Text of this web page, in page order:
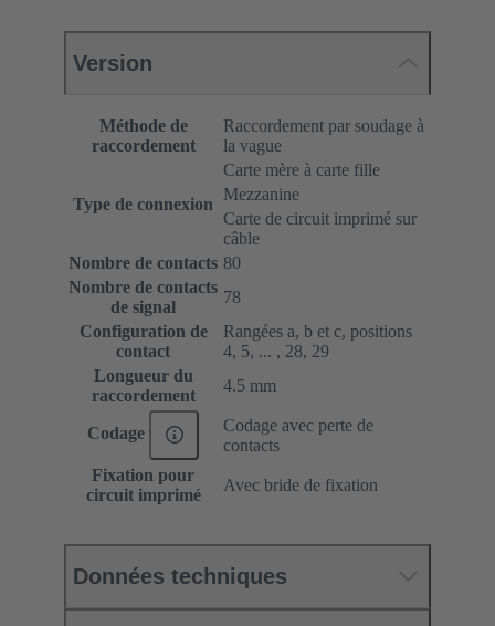
Version
Méthode de
raccordement
Raccordement par soudage à
la vague
Type de connexion
Carte mère à carte fille
Mezzanine
Carte de circuit imprimé sur
câble
Nombre de contacts 80
Nombre de contacts
de signal
78
Configuration de
contact
Rangées a, b et c, positions
4, 5, ... , 28, 29
Longueur du
raccordement
4.5 mm
Codage
Codage avec perte de
contacts
Fixation pour
circuit imprimé
Avec bride de fixation
Données techniques